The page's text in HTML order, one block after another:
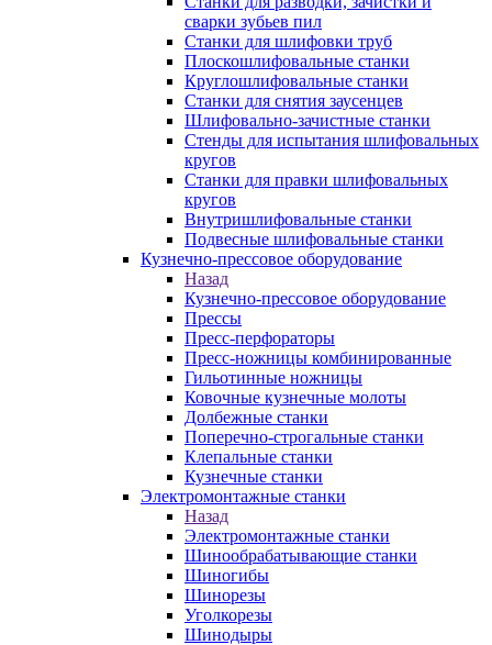
сварки зубьев пил
Станки для шлифовки труб
Плоскошлифовальные станки
Круглошлифовальные станки
Станки для снятия заусенцев
Шлифовально-зачистные станки
Стенды для испытания шлифовальных
кругов
Станки для правки шлифовальных
кругов
Внутришлифовальные станки
Подвесные шлифовальные станки
Кузнечно-прессовое оборудование
Назад
Кузнечно-прессовое оборудование
Прессы
Пресс-перфораторы
Пресс-ножницы комбинированные
Гильотинные ножницы
Ковочные кузнечные молоты
Долбежные станки
Поперечно-строгальные станки
Клепальные станки
Кузнечные станки
Электромонтажные станки
Назад
Электромонтажные станки
Шинообрабатывающие станки
Шиногибы
Шинорезы
Уголкорезы
Шинодыры